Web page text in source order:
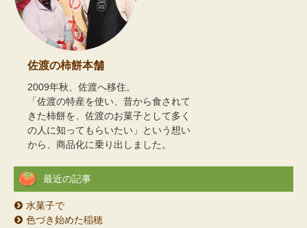
佐渡の柿餅本舗
2009年秋、佐渡へ移住。
「佐渡の特産を使い、昔から食されて
きた柿餅を、佐渡のお菓子として多く
の人に知ってもらいたい」という想い
から、商品化に乗り出しました。
最近の記事
水菓子で
色づき始めた稲穂